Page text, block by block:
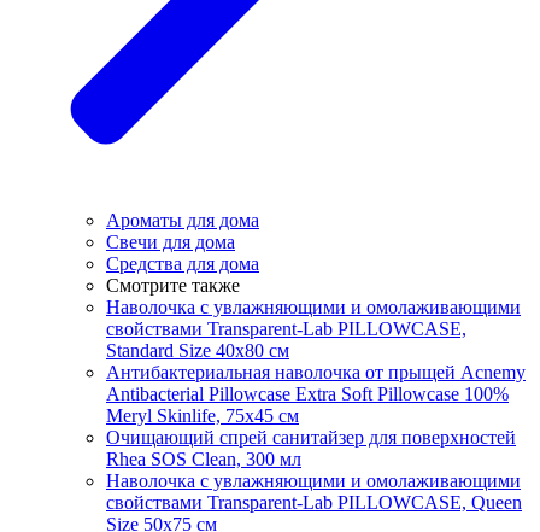
Ароматы для дома
Свечи для дома
Средства для дома
Смотрите также
Наволочка с увлажняющими и омолаживающими
свойствами Transparent-Lab PILLOWCASE,
Standard Size 40x80 см
Антибактериальная наволочка от прыщей Acnemy
Antibacterial Pillowcase Extra Soft Pillowcase 100%
Meryl Skinlife, 75х45 см
Очищающий спрей санитайзер для поверхностей
Rhea SOS Clean, 300 мл
Наволочка с увлажняющими и омолаживающими
свойствами Transparent-Lab PILLOWCASE, Queen
Size 50x75 см